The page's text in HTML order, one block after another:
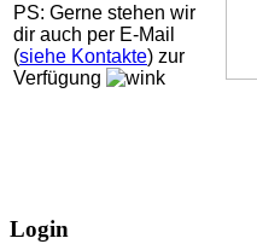
PS: Gerne stehen wir
dir auch per E-Mail
(siehe Kontakte) zur
Verfügung
Login